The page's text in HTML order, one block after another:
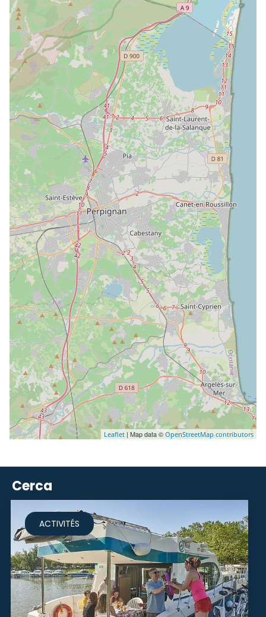
Leaflet | Map data © OpenStreetMap contributors
Cerca
ACTIVITÉS